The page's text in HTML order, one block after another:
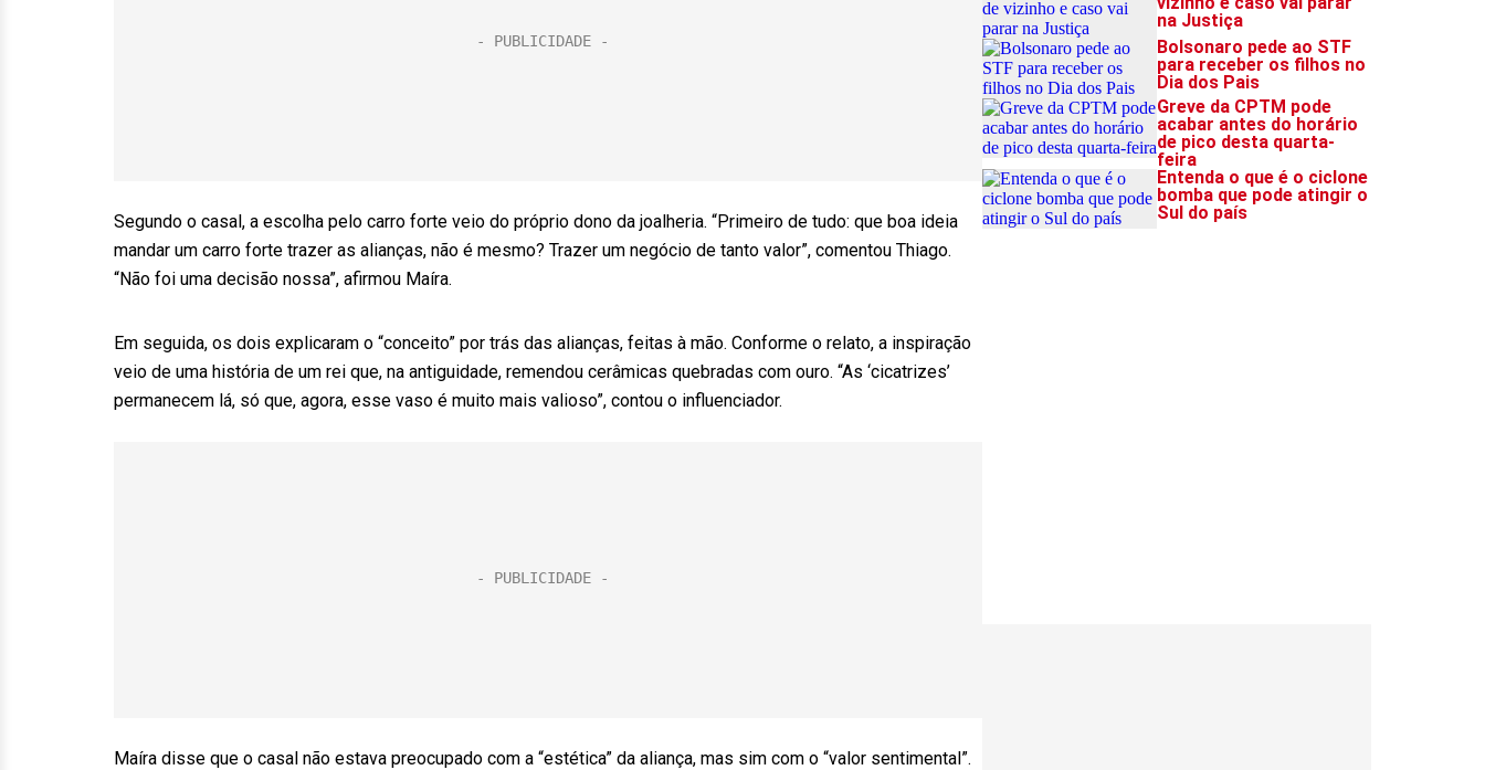
Segundo o casal, a escolha pelo carro forte veio do próprio dono da joalheria. “Primeiro de tudo: que boa ideia
mandar um carro forte trazer as alianças, não é mesmo? Trazer um negócio de tanto valor”, comentou Thiago.
“Não foi uma decisão nossa”, afirmou Maíra.
Em seguida, os dois explicaram o “conceito” por trás das alianças, feitas à mão. Conforme o relato, a inspiração
veio de uma história de um rei que, na antiguidade, remendou cerâmicas quebradas com ouro. “As ‘cicatrizes’
permanecem lá, só que, agora, esse vaso é muito mais valioso”, contou o influenciador.
Maíra disse que o casal não estava preocupado com a “estética” da aliança, mas sim com o “valor sentimental”.